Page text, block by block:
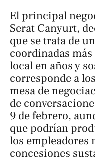
El principal
Serat Canyurt,
que se trata de
coordinadas
local en años y
corresponde a
mesa de
de
9 de febrero,
que podrían
los empleadores
concesiones